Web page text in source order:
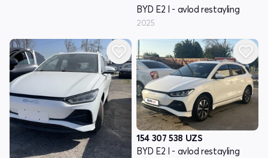
BYD E2 I - avlod restayling
2025
154 307 538 UZS
BYD E2 I - avlod restayling